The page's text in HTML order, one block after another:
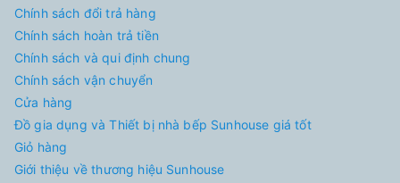
Chính sách đổi trả hàng
Chính sách hoàn trả tiền
Chính sách và qui định chung
Chính sách vận chuyển
Cửa hàng
Đồ gia dụng và Thiết bị nhà bếp Sunhouse giá tốt
Giỏ hàng
Giới thiệu về thương hiệu Sunhouse